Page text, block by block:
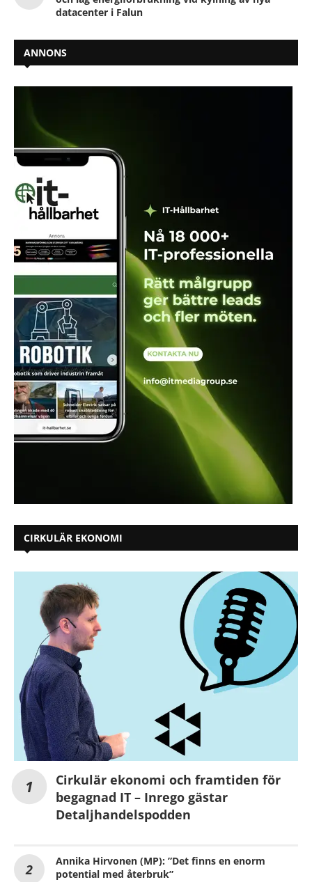
datacenter i Falun
ANNONS
CIRKULÄR EKONOMI
Cirkulär ekonomi och framtiden för
begagnad IT – Inrego gästar
Detaljhandelspodden
Annika Hirvonen (MP): ”Det finns en enorm
potential med återbruk”